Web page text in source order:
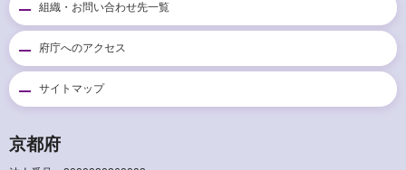
組織・お問い合わせ先一覧
府庁へのアクセス
サイトマップ
京都府